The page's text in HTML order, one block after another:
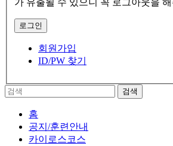
가 유출될 수 있으니 꼭 로그아웃을
회원가입
ID/PW 찾기
홈
공지/훈련안내
카이로스코스